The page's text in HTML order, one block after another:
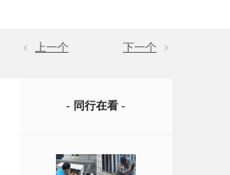
上一个 下一个
- 同行在看 -